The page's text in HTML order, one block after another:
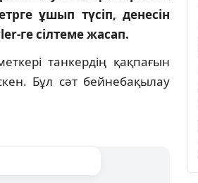
ұшып түсіп, денесін
ге сілтеме жасап.
танкердің қақпағын
Бұл сәт бейнебақылау